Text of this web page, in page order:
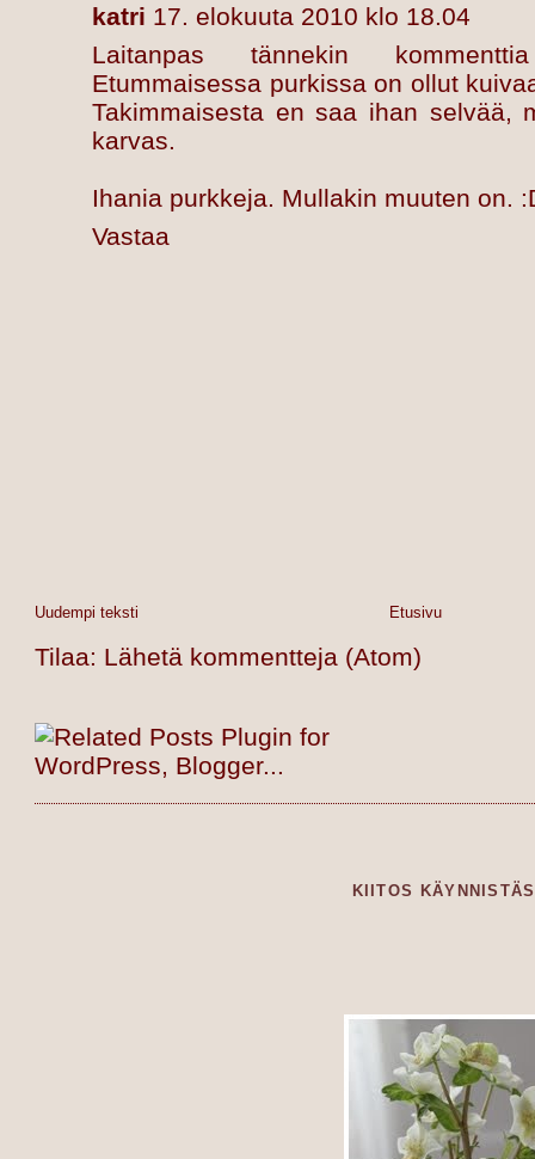
katri 17. elokuuta 2010 klo 18.04
Laitanpas tännekin
Etummaisessa purkissa on ollut
Takimmaisesta en saa ihan selvää,
karvas.
Ihania purkkeja. Mullakin muuten on.
Vastaa
Uudempi teksti Etusivu
Tilaa: Lähetä kommentteja (Atom)
KIITOS